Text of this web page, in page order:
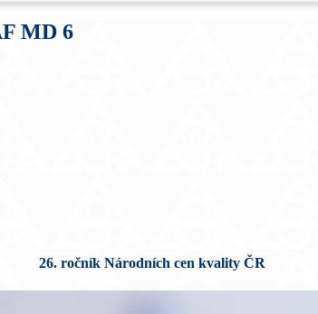
MD 6
26. ročník Národních cen kvality ČR